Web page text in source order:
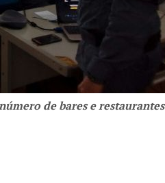
de bares e restaurantes